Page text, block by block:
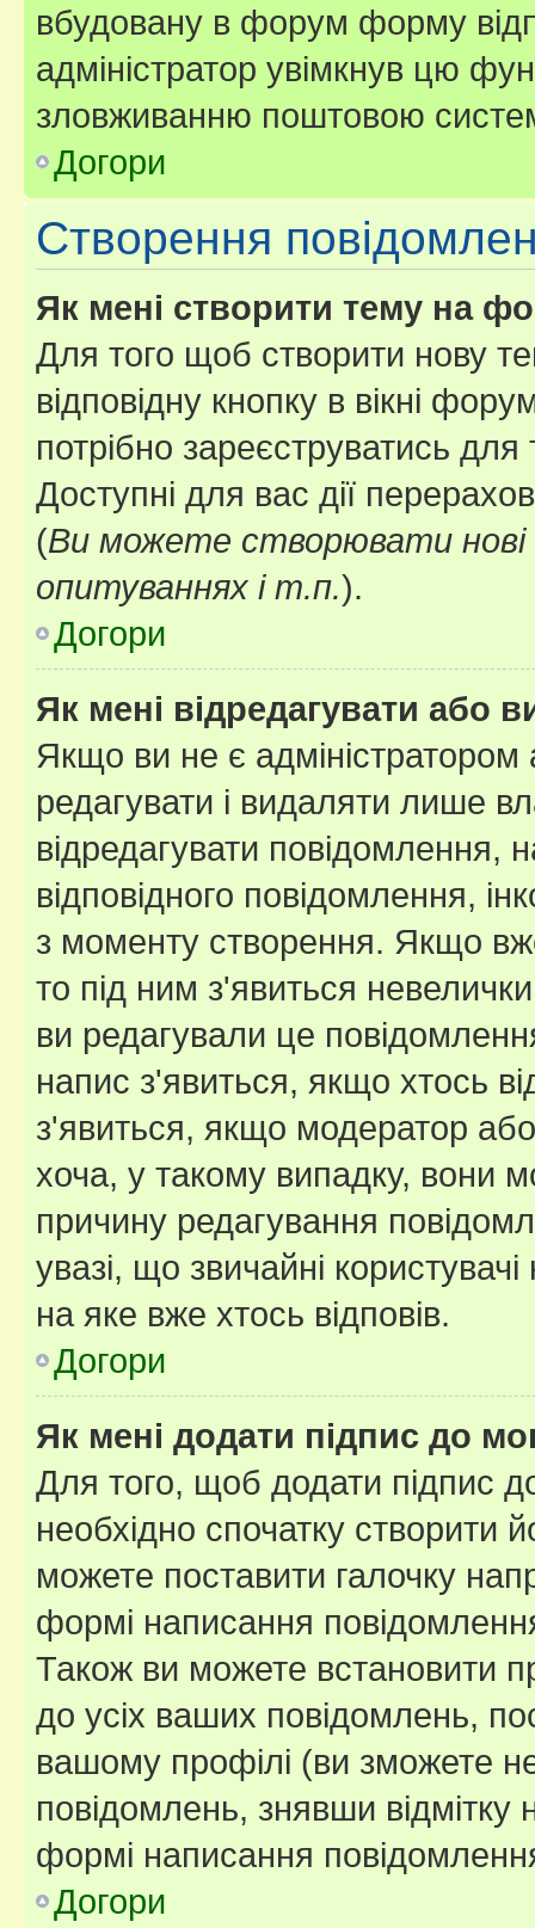
вбудовану в форум форму
адміністратор увімкнув цю
зловживанню поштовою
Догори
Створення
Як мені створити тему на
Для того щоб створити нову
відповідну кнопку в вікні
потрібно зареєструватись
Доступні для вас дії
(Ви можете створювати
опитуваннях і т.п.).
Догори
Як мені відредагувати або
Якщо ви не є
редагувати і видаляти лише
відредагувати повідомлення,
відповідного повідомлення,
з моменту створення. Якщо
то під ним з'явиться
ви редагували це
напис з'явиться, якщо хтось
з'явиться, якщо модератор
хоча, у такому випадку, вони
причину редагування
увазі, що звичайні
на яке вже хтось відповів.
Догори
Як мені додати підпис до
Для того, щоб додати підпис
необхідно спочатку створити
можете поставити галочку
формі написання
Також ви можете встановити
до усіх ваших повідомлень,
вашому профілі (ви зможете
повідомлень, знявши відмітку
формі написання
Догори